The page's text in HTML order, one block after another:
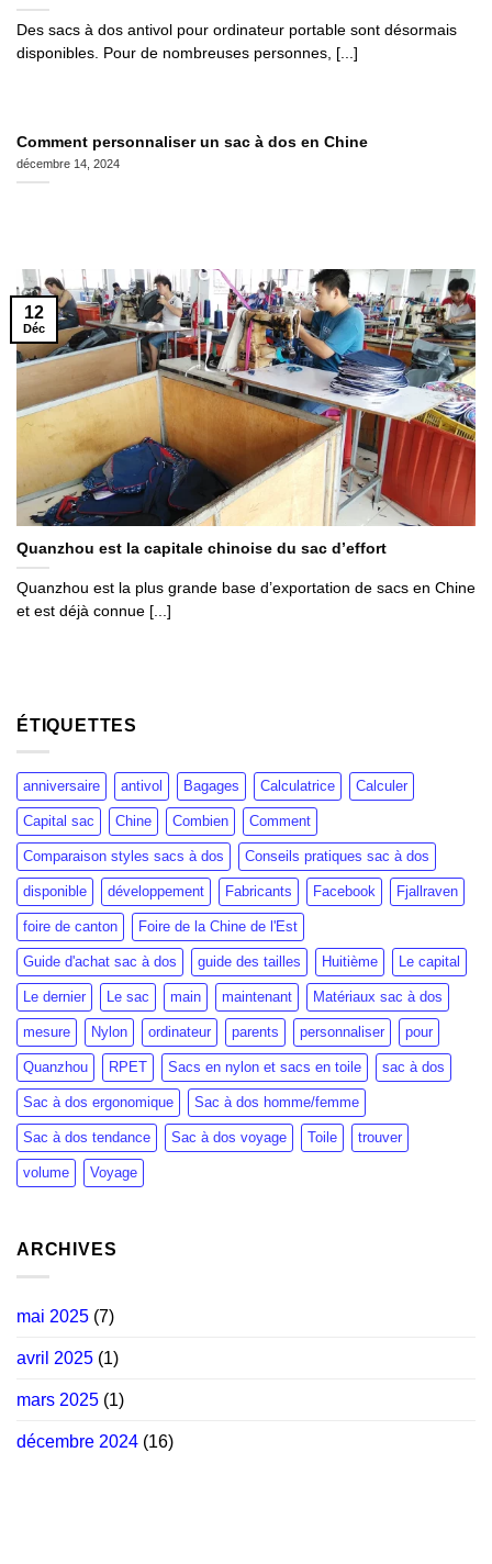
Des sacs à dos antivol pour ordinateur portable sont désormais
disponibles. Pour de nombreuses personnes, [...]
Comment personnaliser un sac à dos en Chine
décembre 14, 2024
Quanzhou est la capitale chinoise du sac d’effort
Quanzhou est la plus grande base d’exportation de sacs en Chine
et est déjà connue [...]
12
Déc
ÉTIQUETTES
anniversaire antivol Bagages Calculatrice Calculer
Capital sac Chine Combien Comment
Comparaison styles sacs à dos Conseils pratiques sac à dos
disponible développement Fabricants Facebook Fjallraven
foire de canton Foire de la Chine de l'Est
Guide d'achat sac à dos guide des tailles Huitième Le capital
Le dernier Le sac main maintenant Matériaux sac à dos
mesure Nylon ordinateur parents personnaliser pour
Quanzhou RPET Sacs en nylon et sacs en toile sac à dos
Sac à dos ergonomique Sac à dos homme/femme
Sac à dos tendance Sac à dos voyage Toile trouver
volume Voyage
ARCHIVES
mai 2025 (7)
avril 2025 (1)
mars 2025 (1)
décembre 2024 (16)